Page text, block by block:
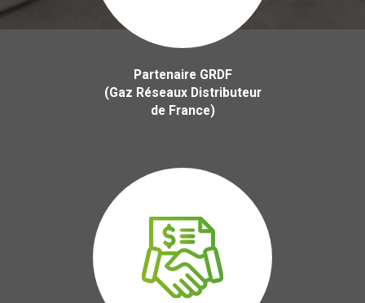
Partenaire GRDF
(Gaz Réseaux Distributeur
de France)